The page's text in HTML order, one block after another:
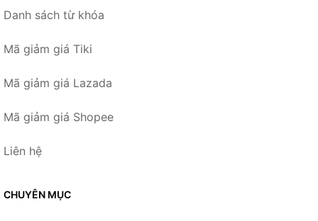
Danh sách từ khóa
Mã giảm giá Tiki
Mã giảm giá Lazada
Mã giảm giá Shopee
Liên hệ
CHUYÊN MỤC